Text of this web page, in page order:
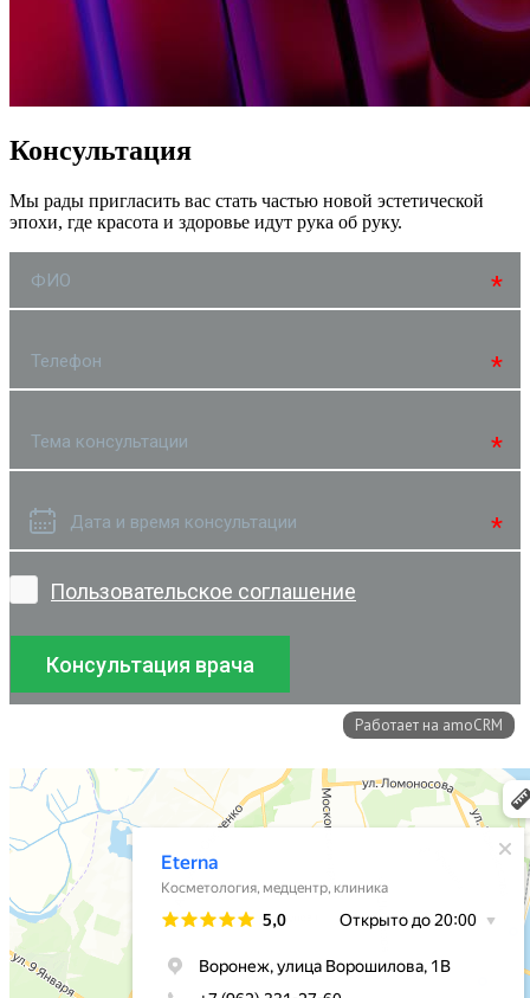
Консультация
Мы рады пригласить вас стать частью новой эстетической
эпохи, где красота и здоровье идут рука об руку.